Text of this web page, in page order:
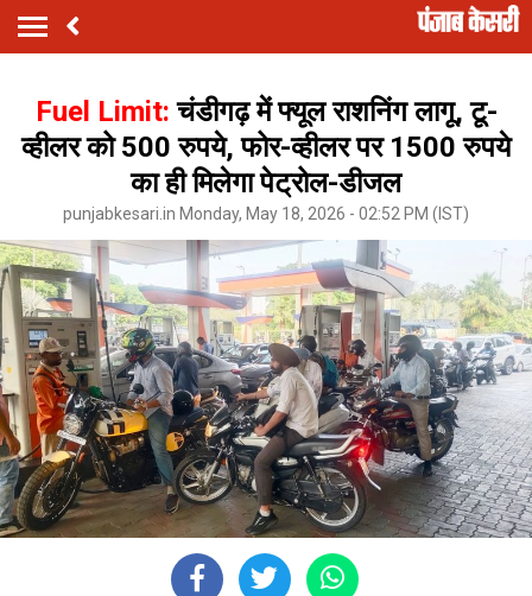
Fuel Limit:चंडीगढ़ में फ्यूल राशनिंग लागू, टू-
व्हीलर को 500 रुपये, फोर-व्हीलर पर 1500 रुपये
का ही मिलेगा पेट्रोल-डीजल
punjabkesari.in Monday, May 18, 2026 - 02:52 PM (IST)